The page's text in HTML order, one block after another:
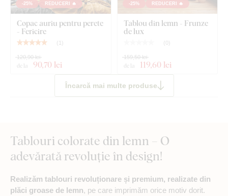
Ce este inclus în pachet?
Cârlig(e) montat(e) în prealabil pe partea din spate a
-25% REDUCERI 🔥
Copac auriu pentru perete
- Fericire
( 1 )
de la 90,70 lei
120,90 lei
-25% REDUCERI 🔥
Tablou din lemn - Frunze
de lux
( 0)
de la 119,60 lei
159,50 lei
Încarcă mai multe produse
Tablouri colorate din lemn – O
adevărată revoluție în design!
Realizăm tablouri revoluționare și premium, realizate din
plăci groase de lemn, pe care imprimăm orice motiv dorit.